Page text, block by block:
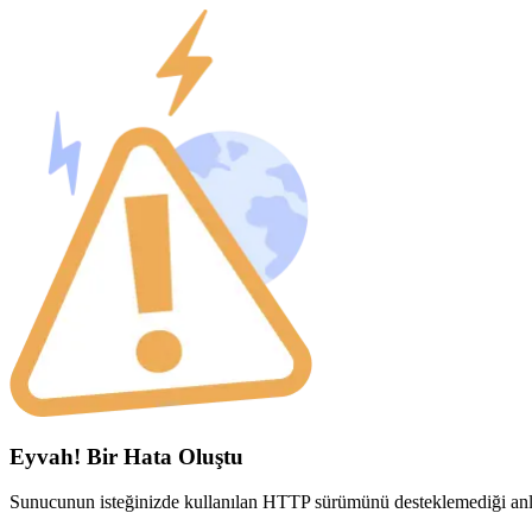
Eyvah! Bir Hata Oluştu
Sunucunun isteğinizde kullanılan HTTP sürümünü desteklemediği